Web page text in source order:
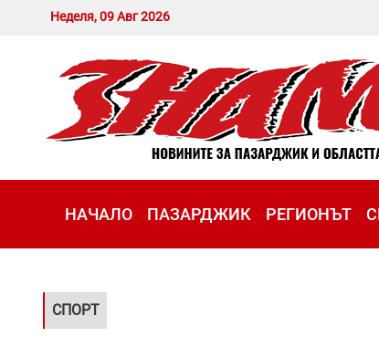
Неделя, 09 Авг 2026
НАЧАЛО ПАЗАРДЖИК РЕГИОНЪТ
СПОРТ